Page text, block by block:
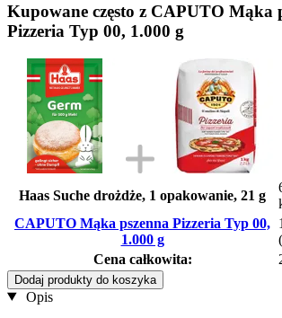
Kupowane często z CAPUTO Mąka
Pizzeria Typ 00, 1.000 g
Haas Suche drożdże, 1 opakowanie, 21 g
CAPUTO Mąka pszenna Pizzeria Typ 00,
1.000 g
Cena całkowita:
Dodaj produkty do koszyka
Opis